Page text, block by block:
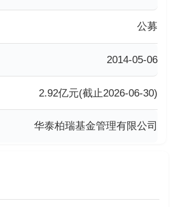
公募
2014-05-06
2.92亿元(截止2026-06-30)
华泰柏瑞基金管理有限公司